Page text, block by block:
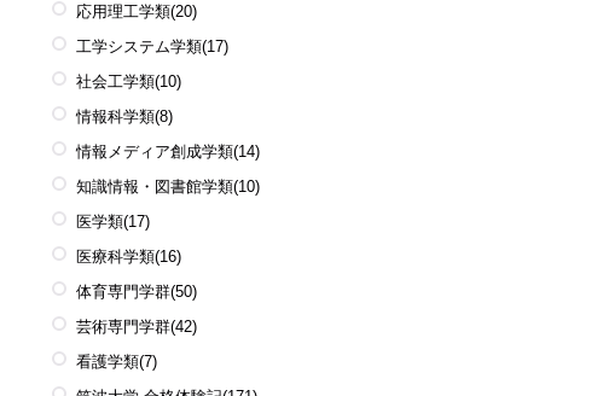
応用理工学類(20)
工学システム学類(17)
社会工学類(10)
情報科学類(8)
情報メディア創成学類(14)
知識情報・図書館学類(10)
医学類(17)
医療科学類(16)
体育専門学群(50)
芸術専門学群(42)
看護学類(7)